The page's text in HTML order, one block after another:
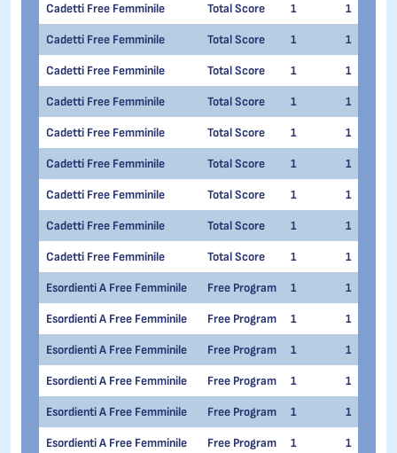
Cadetti Free Femminile Total Score 1 1
Cadetti Free Femminile Total Score 1 1
Cadetti Free Femminile Total Score 1 1
Cadetti Free Femminile Total Score 1 1
Cadetti Free Femminile Total Score 1 1
Cadetti Free Femminile Total Score 1 1
Cadetti Free Femminile Total Score 1 1
Cadetti Free Femminile Total Score 1 1
Cadetti Free Femminile Total Score 1 1
Esordienti A Free Femminile Free Program 1 1
Esordienti A Free Femminile Free Program 1 1
Esordienti A Free Femminile Free Program 1 1
Esordienti A Free Femminile Free Program 1 1
Esordienti A Free Femminile Free Program 1 1
Esordienti A Free Femminile Free Program 1 1